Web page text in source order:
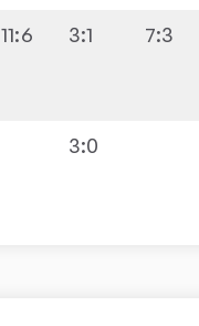
11:6 3:1 7:3
3:0